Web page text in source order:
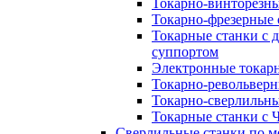
Токарно-
Токарно-фрезерные
Токарные станки с
суппортом
Электронные
Токарно-
Токарно-
Токарные станки с